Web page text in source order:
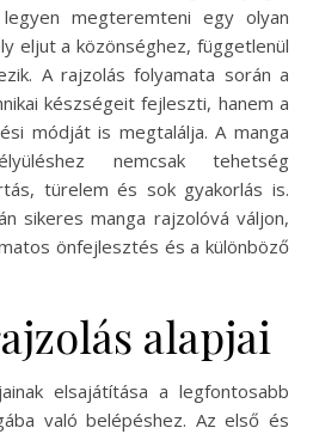
megteremteni egy olyan
eljut a közönséghez, függetlenül
A rajzolás folyamata során a
készségeit fejleszti, hanem a
módját is megtalálja. A manga
nemcsak tehetség
türelem és sok gyakorlás is.
sikeres manga rajzolóvá váljon,
önfejlesztés és a különböző
alapjai
elsajátítása a legfontosabb
való belépéshez. Az első és